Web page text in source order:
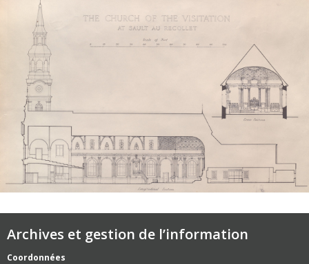
Archives et gestion de l’information
Coordonnées